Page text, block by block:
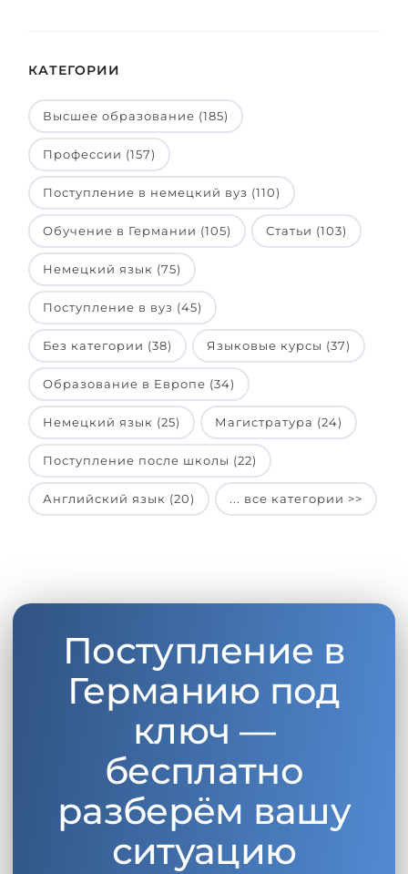
КАТЕГОРИИ
Высшее образование (185)
Профессии (157)
Поступление в немецкий вуз (110)
Обучение в Германии (105) Статьи (103)
Немецкий язык (75)
Поступление в вуз (45)
Без категории (38) Языковые курсы (37)
Образование в Европе (34)
Немецкий язык (25) Магистратура (24)
Поступление после школы (22)
Английский язык (20) ... все категории >>
Поступление в
Германию под
ключ —
бесплатно
разберём вашу
ситуацию